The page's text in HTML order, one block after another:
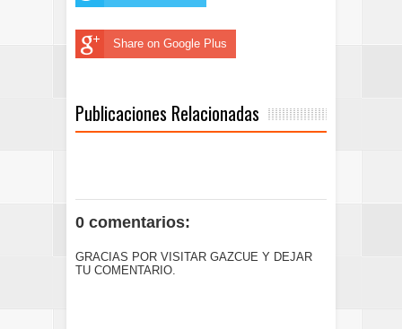
Share on Google Plus
Publicaciones Relacionadas
0 comentarios:
GRACIAS POR VISITAR GAZCUE Y DEJAR
TU COMENTARIO.